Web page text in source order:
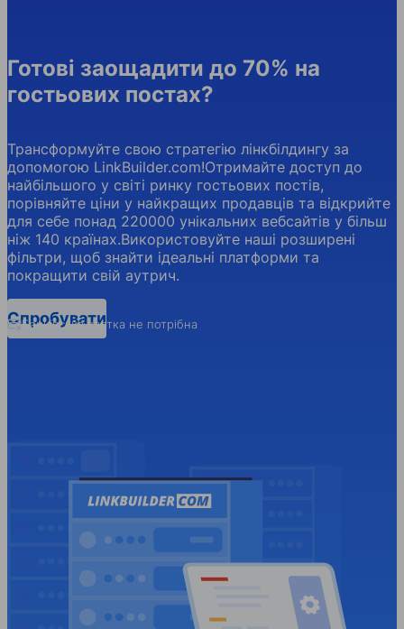
Готові заощадити до 70% на
гостьових постах?
Трансформуйте свою стратегію лінкбілдингу за
допомогою LinkBuilder.com!Отримайте доступ до
найбільшого у світі ринку гостьових постів,
порівняйте ціни у найкращих продавців та відкрийте
для себе понад 220000 унікальних вебсайтів у більш
ніж 140 країнах.Використовуйте наші розширені
фільтри, щоб знайти ідеальні платформи та
покращити свій аутрич.
Спробувати
Банківська картка не потрібна